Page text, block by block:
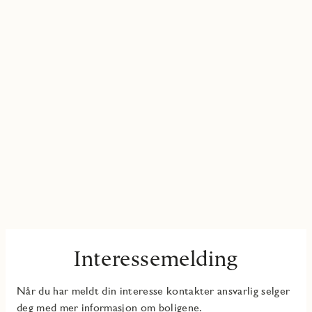
Interessemelding
Når du har meldt din interesse kontakter ansvarlig selger
deg med mer informasjon om boligene.